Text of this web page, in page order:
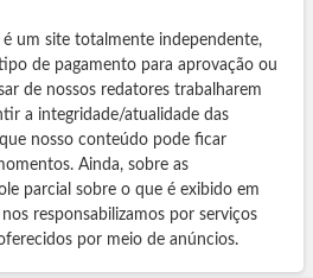
é um site totalmente independente,
de pagamento para aprovação ou
de nossos redatores trabalharem
a integridade/atualidade das
nosso conteúdo pode ficar
Ainda, sobre as
parcial sobre o que é exibido em
responsabilizamos por serviços
por meio de anúncios.